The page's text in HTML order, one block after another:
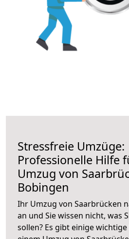
Stressfreie Umzüge:
Professionelle Hilfe
Umzug von
Bobingen
Ihr Umzug von Saarbrücken
an und Sie wissen nicht, was
sollen? Es gibt einige